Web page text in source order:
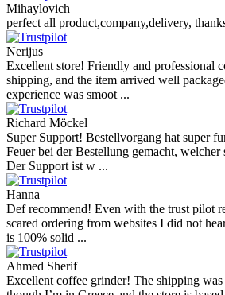
Mihaylovich
perfect all product,company,delivery,
Nerijus
Excellent store! Friendly and professional
shipping, and the item arrived well
experience was smoot ...
Richard Möckel
Super Support! Bestellvorgang hat super
Feuer bei der Bestellung gemacht,
Der Support ist w ...
Hanna
Def recommend! Even with the trust pilot
scared ordering from websites I did not
is 100% solid ...
Ahmed Sherif
Excellent coffee grinder! The shipping